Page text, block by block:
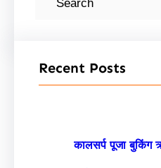
Recent Posts
कालसर्प पूजा बुकिंग